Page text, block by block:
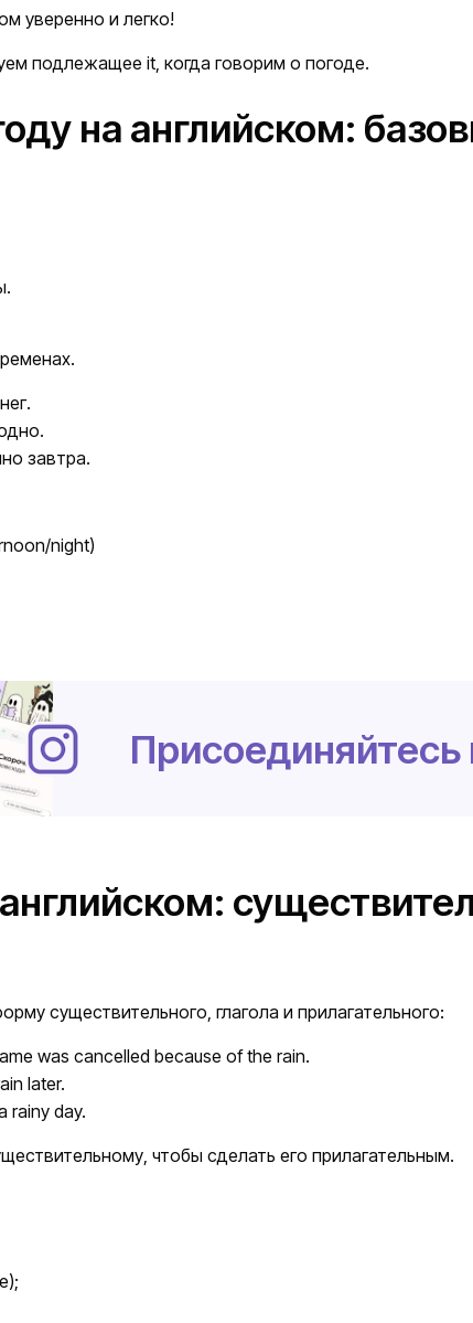
уверенно и легко!
подлежащее it, когда говорим о погоде.
на английском:
завтра.
night)
существительного, глагола и прилагательного:
was cancelled because of the rain.
later.
rainy day.
чтобы сделать его прилагательным.